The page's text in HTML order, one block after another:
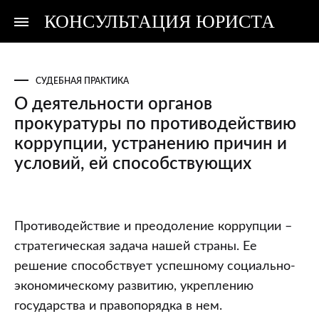
КОНСУЛЬТАЦИЯ ЮРИСТА
Консультация
Консультация
СУДЕБНАЯ ПРАКТИКА
О деятельности органов
прокуратуры по противодействию
коррупции, устранению причин и
условий, ей способствующих
О
деятельности
органов
прокуратуры
по
Противодействие и преодоление коррупции –
стратегическая задача нашей страны. Ее
решение способствует успешному социально-
экономическому развитию, укреплению
государства и правопорядка в нем.